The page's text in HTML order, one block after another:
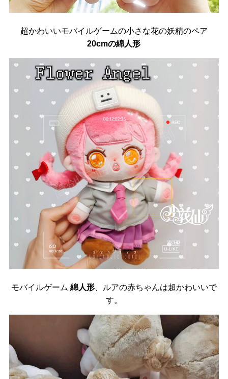
超かわいいモバイルゲームの小さな花の妖精のペア
20cmの綿人形
モバイルゲーム 綿人形、ルアの赤ちゃんは超かわいいで
す。